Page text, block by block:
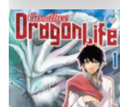
Ajouter
à la
wishlist